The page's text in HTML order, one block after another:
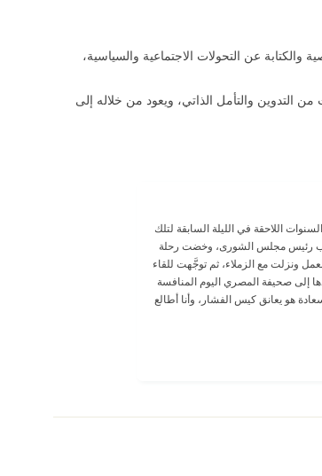
عن التحولات الاجتماعية والسياسية،
التدوين والتأمل الذاتي، ويعود من خلاله إلى
اللاحقة في الليلة السابقة لتلك
رئيس مجلس الشورى، وخضت رحلة
ونزلت مع الزملاء، ثم توجَّهت للقاء
إلى صحيفة المصري اليوم المنافسة
نايل سيتي بعد منتصف الليل، كنا على موعد مع فيلم ٣٦٥ يوم سعادة هو يعانق كيس الفشار، وأنا أطالع